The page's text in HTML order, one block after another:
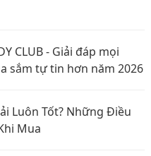
CLUB - Giải đáp mọi
sắm tự tin hơn năm 2026
Luôn Tốt? Những Điều
Mua